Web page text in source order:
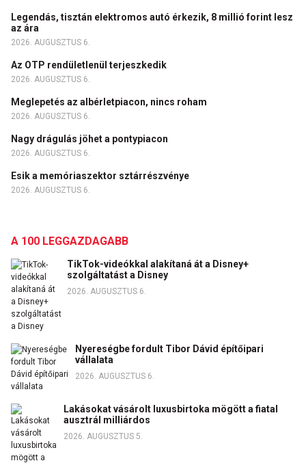
Legendás, tisztán elektromos autó érkezik, 8 millió forint lesz
az ára
2026. AUGUSZTUS 6.
Az OTP rendületlenül terjeszkedik
2026. AUGUSZTUS 6.
Meglepetés az albérletpiacon, nincs roham
2026. AUGUSZTUS 6.
Nagy drágulás jöhet a pontypiacon
2026. AUGUSZTUS 6.
Esik a memóriaszektor sztárrészvénye
2026. AUGUSZTUS 6.
A 100 LEGGAZDAGABB
TikTok-videókkal alakítaná át a Disney+
szolgáltatást a Disney
2026. AUGUSZTUS 6.
Nyereségbe fordult Tibor Dávid építőipari
vállalata
2026. AUGUSZTUS 6.
Lakásokat vásárolt luxusbirtoka mögött a fiatal
ausztrál milliárdos
2026. AUGUSZTUS 5.